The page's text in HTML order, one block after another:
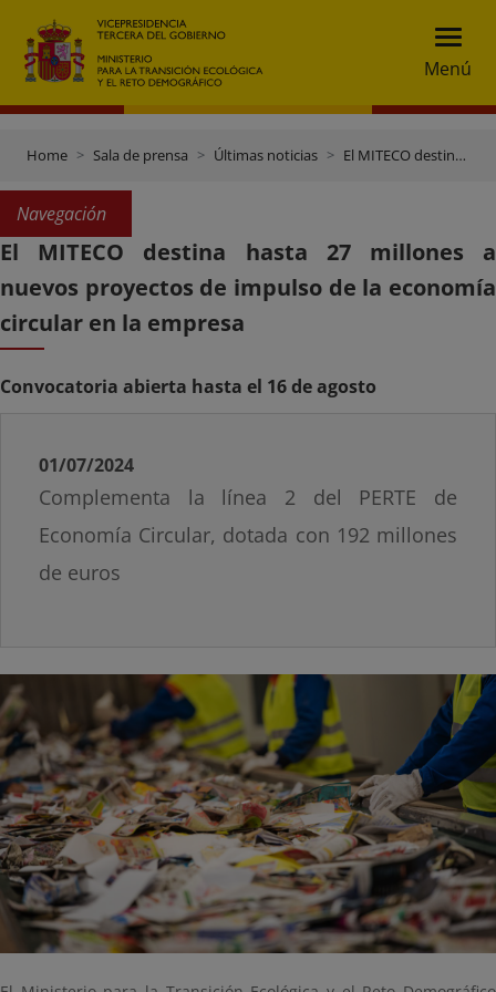
Menú
Home Sala de prensa Últimas noticias El MITECO destina hasta 27 millones a nuevos proyectos de impulso de la economía circular en la empresa
Navegación
El MITECO destina hasta 27 millones a
nuevos proyectos de impulso de la economía
circular en la empresa
Convocatoria abierta hasta el 16 de agosto
01/07/2024
Complementa la línea 2 del PERTE de
Economía Circular, dotada con 192 millones
de euros